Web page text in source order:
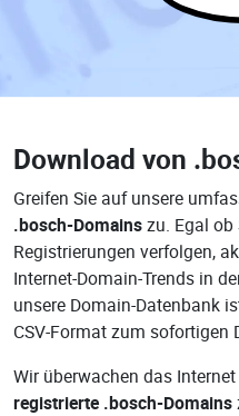
Download von
Greifen Sie auf unsere
.bosch-Domainszu. Egal ob
Registrierungen verfolgen,
Internet-Domain-Trends in
unsere Domain-Datenbank
CSV-Format zum sofortigen
Wir überwachen das
registrierte .bosch-Domains